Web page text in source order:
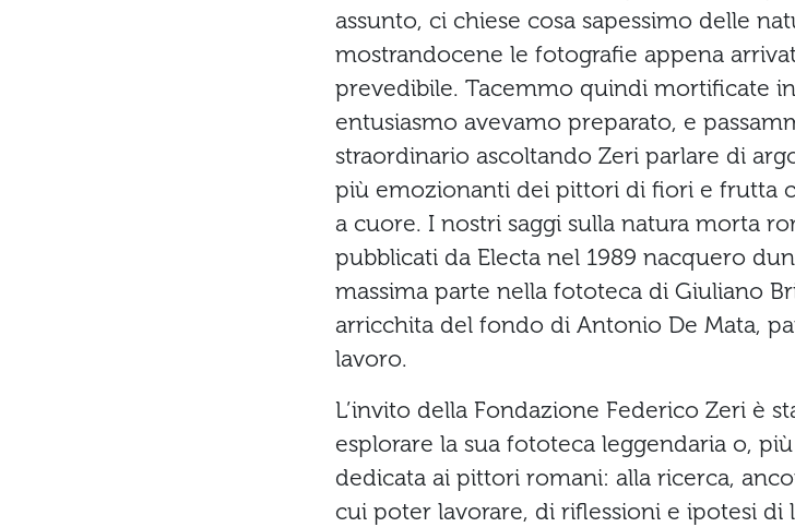
assunto, ci chiese cosa sapessimo delle
mostrandocene le fotografie appena
prevedibile. Tacemmo quindi mortificate
entusiasmo avevamo preparato, e
straordinario ascoltando Zeri parlare di
più emozionanti dei pittori di fiori e frutta
a cuore. I nostri saggi sulla natura morta
pubblicati da Electa nel 1989 nacquero
massima parte nella fototeca di Giuliano
arricchita del fondo di Antonio De Mata,
lavoro.
L’invito della Fondazione Federico Zeri è
esplorare la sua fototeca leggendaria o,
dedicata ai pittori romani: alla ricerca,
cui poter lavorare, di riflessioni e ipotesi di